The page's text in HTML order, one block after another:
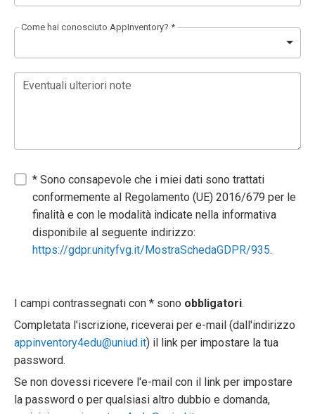
Come hai conosciuto AppInventory? *
Eventuali ulteriori note
* Sono consapevole che i miei dati sono trattati
conformemente al Regolamento (UE) 2016/679 per le
finalità e con le modalità indicate nella informativa
disponibile al seguente indirizzo:
https://gdpr.unityfvg.it/MostraSchedaGDPR/935.
I campi contrassegnati con * sono obbligatori.
Completata l'iscrizione, riceverai per e-mail (dall'indirizzo
appinventory4edu@uniud.it) il link per impostare la tua
password.
Se non dovessi ricevere l'e-mail con il link per impostare
la password o per qualsiasi altro dubbio e domanda,